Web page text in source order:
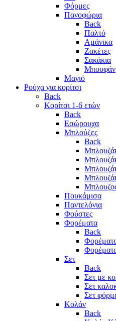
Φόρμες
Πανοφώρια
Back
Παλτό
Αμάνικα
Ζακέτες
Σακάκια
Μπουφάν
Μαγιό
Ρούχα για κορίτσι
Back
Κορίτσι 1-6 ετών
Back
Εσώρουχα
Μπλούζες
Back
Πουκάμισα
Παντελόνια
Φούστες
Φορέματα
Back
Σετ
Back
Σετ με
Σετ
Σετ
Κολάν
Back